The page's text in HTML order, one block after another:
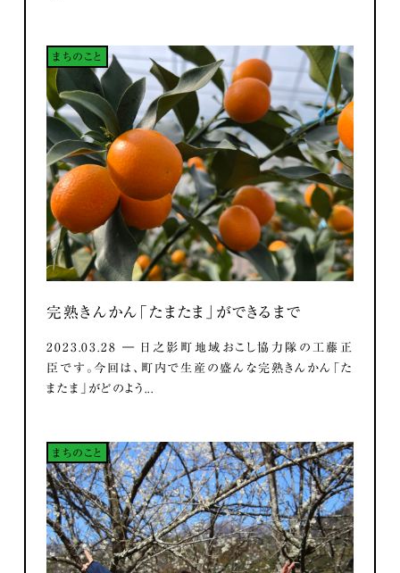
まちのこと
完熟きんかん「たまたま」ができるまで
2023.03.28 ― 日之影町地域おこし協力隊の工藤正
臣です。今回は、町内で生産の盛んな完熟きんかん「た
またま」がどのよう...
まちのこと